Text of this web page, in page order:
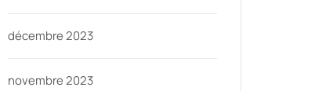
décembre 2023
novembre 2023